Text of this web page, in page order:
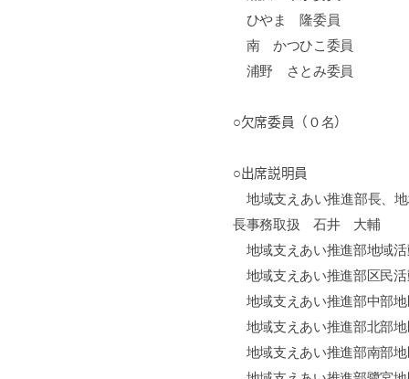
ひやま 隆委員
南 かつひこ委員
浦野 さとみ委員
○欠席委員（ ０名）
○出席説明員
地域支えあい推進部長、
長事務取扱 石井 大輔
地域支えあい推進部地域
地域支えあい推進部区民
地域支えあい推進部中部
地域支えあい推進部北部
地域支えあい推進部南部